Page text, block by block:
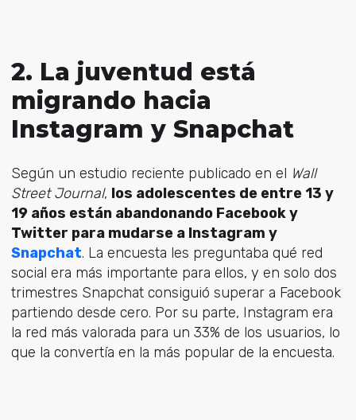
2. La juventud está
migrando hacia
Instagram y Snapchat
Según un estudio reciente publicado en el Wall
Street Journal, los adolescentes de entre 13 y
19 años están abandonando Facebook y
Twitter para mudarse a Instagram y
Snapchat. La encuesta les preguntaba qué red
social era más importante para ellos, y en solo dos
trimestres Snapchat consiguió superar a Facebook
partiendo desde cero. Por su parte, Instagram era
la red más valorada para un 33% de los usuarios, lo
que la convertía en la más popular de la encuesta.